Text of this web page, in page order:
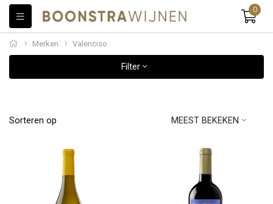
0
Merken Valenciso
Filter
Sorteren op MEEST BEKEKEN